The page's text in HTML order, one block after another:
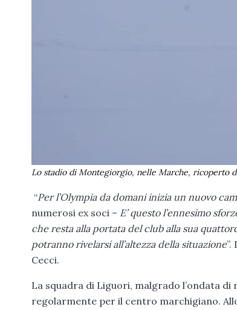
Lo stadio di Montegiorgio, nelle Marche, ricoperto
“Per l’Olympia da domani inizia un nuovo
numerosi ex soci – E’ questo l’ennesimo
che resta alla portata del club alla sua
potranno rivelarsi all’altezza della situazione
Cecci.
La squadra di Liguori, malgrado l’ondata
regolarmente per il centro marchigiano.